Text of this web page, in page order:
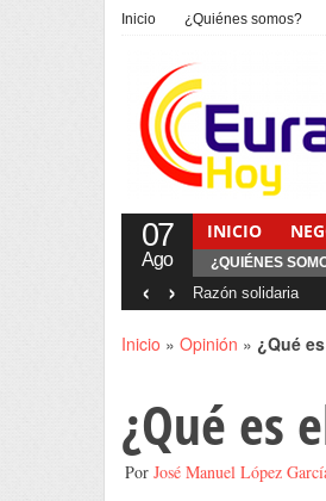
Inicio ¿Quiénes somos?
07
Ago
INICIO
¿QUIÉNES
Interventionism
‹ ›
Inicio » Opinión » ¿Qué
¿Qué es
Por José Manuel López